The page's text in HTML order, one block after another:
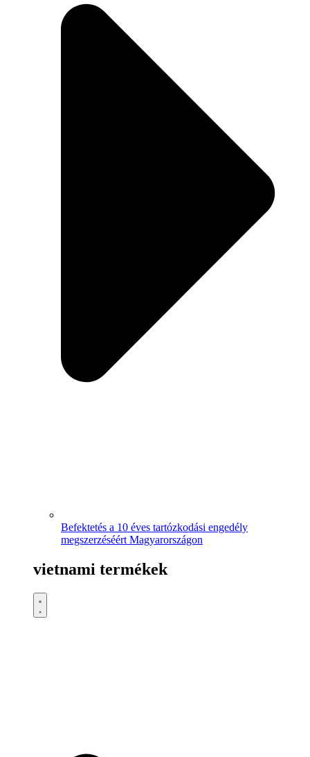
Befektetés a 10 éves tartózkodási engedély
megszerzéséért Magyarországon
vietnami termékek